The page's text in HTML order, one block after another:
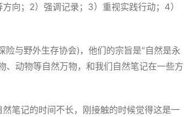
向；2）强调记录；3）重视实践行动；4）
与野外生存协会)，他们的宗旨是“自然是永
、动物等自然万物，和我们自然笔记在一些方
笔记的时间不长，刚接触的时候觉得这是一